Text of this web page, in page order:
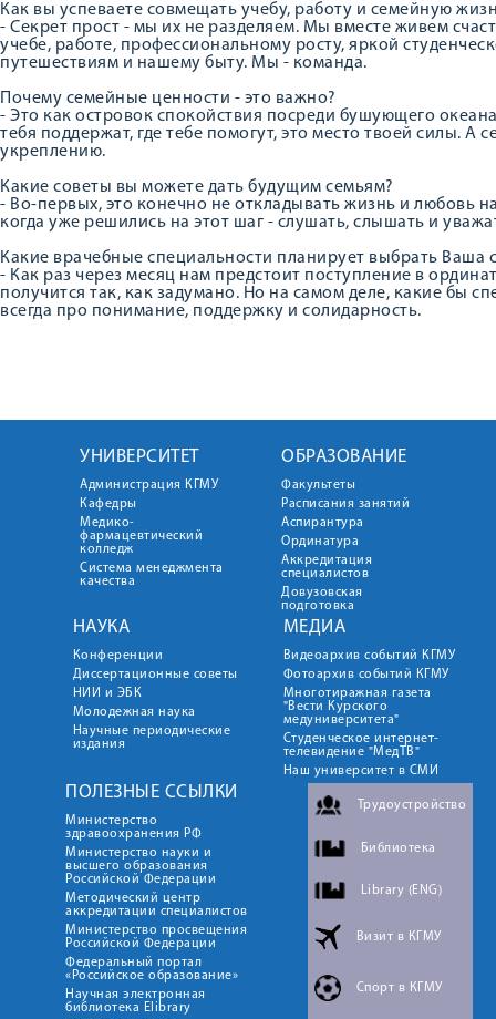
Как вы успеваете совмещать учебу, работу и семейную
- Секрет прост - мы их не разделяем. Мы вместе живем
учебе, работе, профессиональному росту, яркой
путешествиям и нашему быту. Мы - команда.
Почему семейные ценности - это важно?
- Это как островок спокойствия посреди бушующего
тебя поддержат, где тебе помогут, это место твоей силы. А
укреплению.
Какие советы вы можете дать будущим семьям?
- Во-первых, это конечно не откладывать жизнь и любовь
когда уже решились на этот шаг - слушать, слышать и
Какие врачебные специальности планирует выбрать Ваша
- Как раз через месяц нам предстоит поступление в
получится так, как задумано. Но на самом деле, какие бы
всегда про понимание, поддержку и солидарность.
УНИВЕРСИТЕТ
Администрация КГМУ
Кафедры
Медико-
фармацевтический
колледж
Система менеджмента
качества
ОБРАЗОВАНИЕ
Факультеты
Расписания занятий
Аспирантура
Ординатура
Аккредитация
специалистов
Довузовская
подготовка
НАУКА
Конференции
Диссертационные советы
НИИ и ЭБК
Молодежная наука
Научные периодические
издания
МЕДИА
Видеоархив событий КГМУ
Фотоархив событий КГМУ
Многотиражная газета
"Вести Курского
медуниверситета"
Студенческое интернет-
телевидение "МедТВ"
Наш университет в СМИ
ПОЛЕЗНЫЕ ССЫЛКИ
Министерство
здравоохранения РФ
Министерство науки и
высшего образования
Российской Федерации
Методический центр
аккредитации специалистов
Министерство просвещения
Российской Федерации
Федеральный портал
«Российское образование»
Научная электронная
библиотека Elibrary
Трудоустройство
Библиотека
Library (ENG)
Визит в КГМУ
Спорт в КГМУ